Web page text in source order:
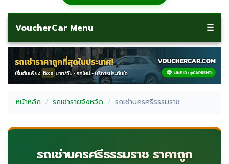
VoucherCar Menu ☰
หน้าหลัก รถเช่ารายจังหวัด รถเช่านครศรีธรรมราช
รถเช่านครศรีธรรมราช ราคาถูก